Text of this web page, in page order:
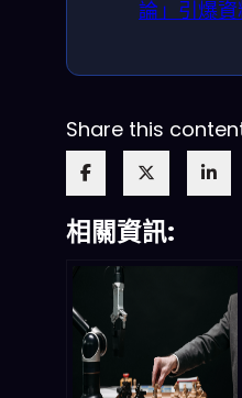
論」引爆
Share this
相關資訊: